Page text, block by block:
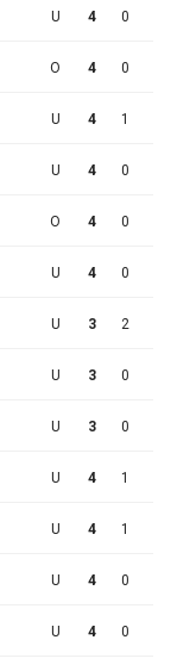
U 4 0
O 4 0
U 4 1
U 4 0
O 4 0
U 4 0
U 3 2
U 3 0
U 3 0
U 4 1
U 4 1
U 4 0
U 4 0